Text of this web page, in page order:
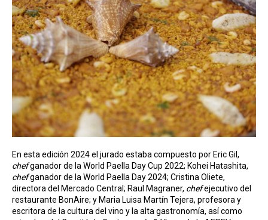
En esta edición 2024 el jurado estaba compuesto por Eric Gil,
chefganador de la World Paella Day Cup 2022; Kohei Hatashita,
chefganador de la World Paella Day 2024; Cristina Oliete,
directora del Mercado Central; Raul Magraner, chefejecutivo del
restaurante BonAire; y Maria Luisa Martín Tejera, profesora y
escritora de la cultura del vino y la alta gastronomía, así como